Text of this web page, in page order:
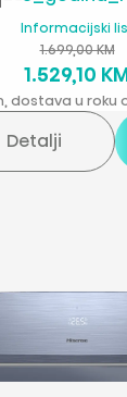
Informacijski
1.699,00 KM
1.529,10
dostava u roku
Detalji